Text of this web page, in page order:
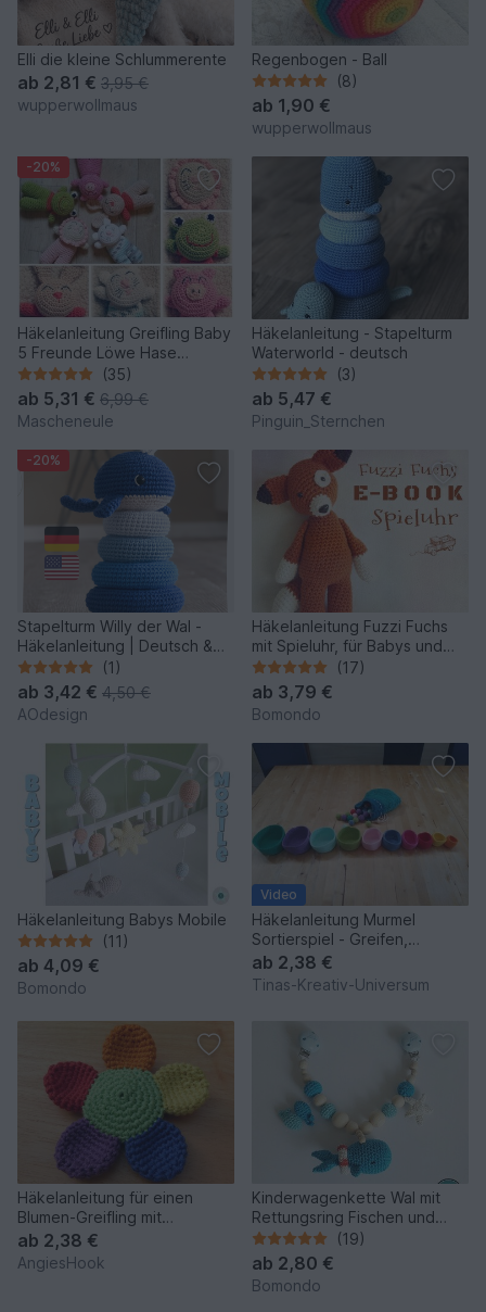
Elli die kleine Schlummerente
ab 2,81 € 3,95 €
wupperwollmaus
Regenbogen - Ball
(8)
ab 1,90 €
wupperwollmaus
-20%
Häkelanleitung Greifling Baby
5 Freunde Löwe Hase
Schwein Katze Frosch 5 in 1
(35)
ab 5,31 € 6,99 €
Mascheneule
Häkelanleitung - Stapelturm
Waterworld - deutsch
(3)
ab 5,47 €
Pinguin_Sternchen
-20%
Stapelturm Willy der Wal -
Häkelanleitung | Deutsch &
Englisch
(1)
ab 3,42 € 4,50 €
AOdesign
Häkelanleitung Fuzzi Fuchs
mit Spieluhr, für Babys und
Kleinkinder
(17)
ab 3,79 €
Bomondo
Häkelanleitung Babys Mobile
(11)
ab 4,09 €
Bomondo
Video
Häkelanleitung Murmel
Sortierspiel - Greifen,
Sortieren, Lernen
ab 2,38 €
Tinas-Kreativ-Universum
Häkelanleitung für einen
Blumen-Greifling mit
Quietscher
ab 2,38 €
AngiesHook
Kinderwagenkette Wal mit
Rettungsring Fischen und
Seestern, Häkelanleitung
(19)
ab 2,80 €
Bomondo